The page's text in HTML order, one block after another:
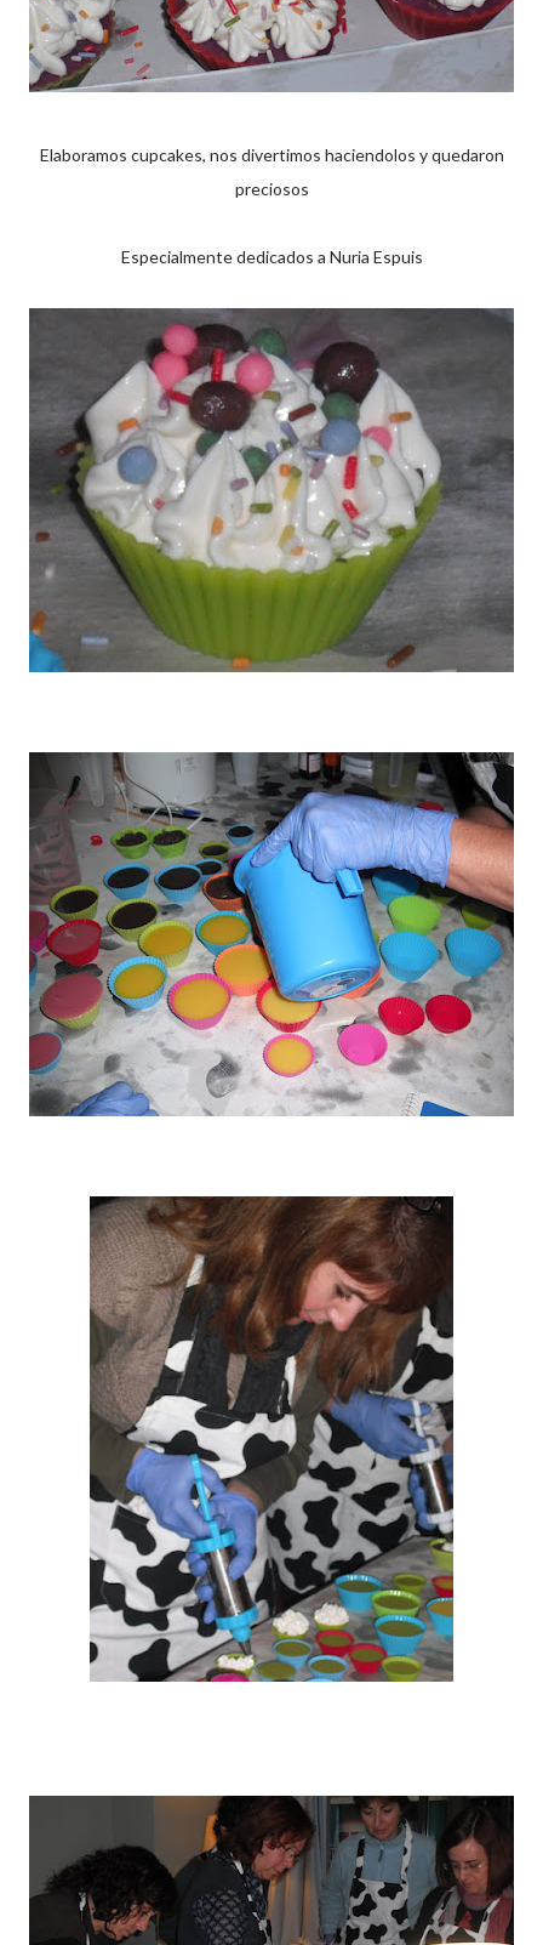
Elaboramos cupcakes, nos divertimos haciendolos y quedaron
preciosos
Especialmente dedicados a Nuria Espuis